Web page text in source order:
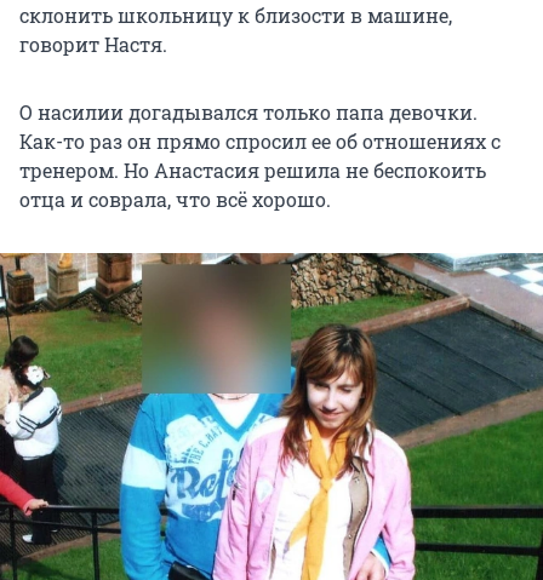
склонить школьницу к близости в машине,
говорит Настя.
О насилии догадывался только папа девочки.
Как-то раз он прямо спросил ее об отношениях с
тренером. Но Анастасия решила не беспокоить
отца и соврала, что всё хорошо.